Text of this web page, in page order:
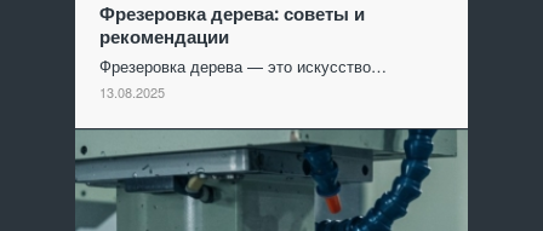
Фрезеровка дерева: советы и
рекомендации
Фрезеровка дерева — это искусство…
13.08.2025